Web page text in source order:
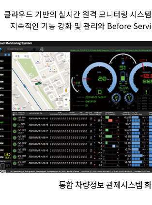
클라우드 기반의 실시간 원격 모니터링 시스
지속적인 기능 강화 및 관리와 Before
통합 차량정보 관제시스템